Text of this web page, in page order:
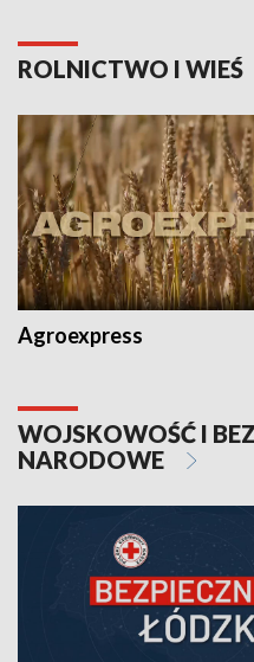
ROLNICTWO I WIEŚ
Agroexpress
WOJSKOWOŚĆ I
NARODOWE